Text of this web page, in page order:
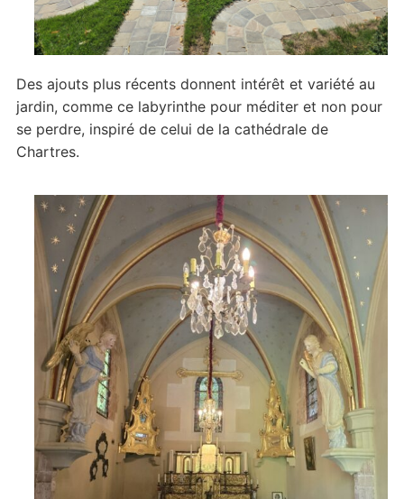
Des ajouts plus récents donnent intérêt et variété au
jardin, comme ce labyrinthe pour méditer et non pour
se perdre, inspiré de celui de la cathédrale de
Chartres.